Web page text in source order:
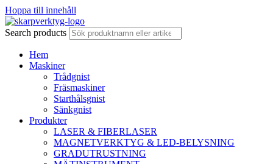
Hoppa till innehåll
Search products
Hem
Maskiner
Trådgnist
Fräsmaskiner
Starthålsgnist
Sänkgnist
Produkter
LASER & FIBERLASER
MAGNETVERKTYG & LED-BELYSNING
GRADUTRUSTNING